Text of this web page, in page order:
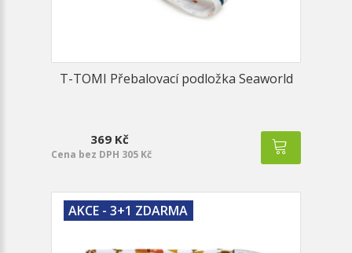
T-TOMI Přebalovací podložka Seaworld
369 Kč
Cena bez DPH 305 Kč
AKCE - 3+1 ZDARMA